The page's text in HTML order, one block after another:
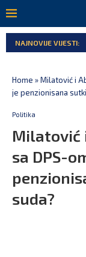
NAJNOVIJE VIJESTI:
Home »Milatović i
je penzionisana
Politika
Milatović
sa DPS-
suda?